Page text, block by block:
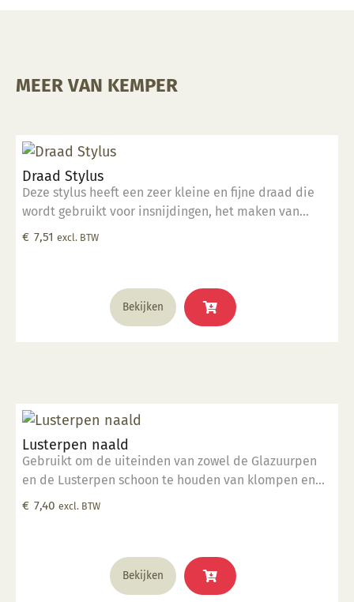
MEER VAN KEMPER
Draad Stylus
Deze stylus heeft een zeer kleine en fijne draad die
wordt gebruikt voor insnijdingen, het maken van
groeven van verschillende grootte en het detailleren
€ 7,51 excl. BTW
Bekijken
Lusterpen naald
Gebruikt om de uiteinden van zowel de Glazuurpen
en de Lusterpen schoon te houden van klompen en
deeltjes.
€ 7,40 excl. BTW
Bekijken